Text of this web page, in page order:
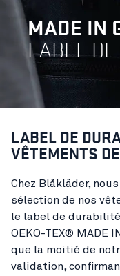
MADE IN
LABEL
LABEL DE
VÊTEMENTS
Chez Blåkläder,
sélection de nos
le label de
OEKO-TEX® MADE
que la moitié de
validation,